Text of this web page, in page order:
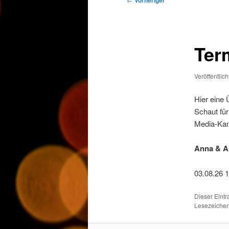
Hier eine
Schaut
Media-
Anna &
03.08.26
Dieser